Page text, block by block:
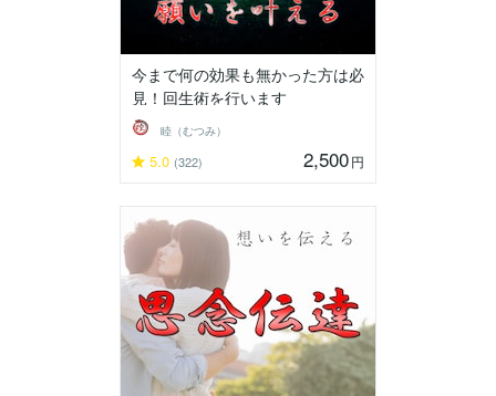
今まで何の効果も無かった方は必
見！回生術を行います
睦（むつみ）
5.0 (322) 2,500円